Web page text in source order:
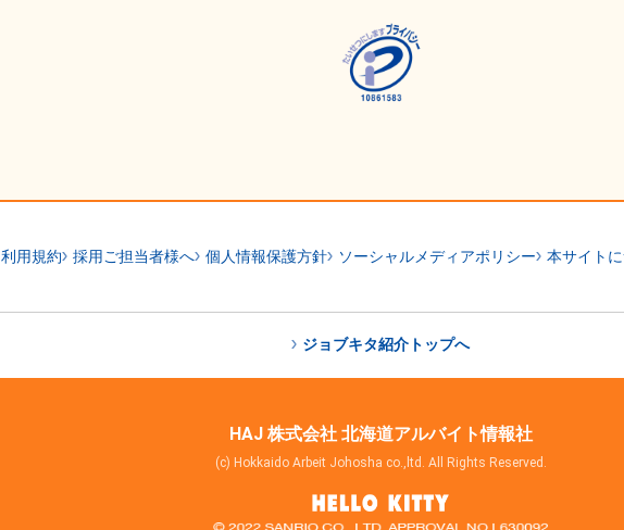
利用規約 採用ご担当者様へ 個人情報保護方針 ソーシャルメディアポリシー 本サイト
ジョブキタ紹介トップへ
HAJ 株式会社 北海道アルバイト情報社
(c) Hokkaido Arbeit Johosha co.,ltd. All Rights Reserved.